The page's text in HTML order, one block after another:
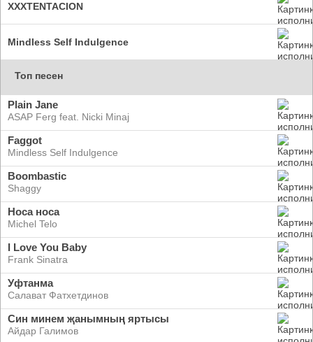
XXXTENTACION
Mindless Self Indulgence
Топ песен
Plain Jane
ASAP Ferg feat. Nicki Minaj
Faggot
Mindless Self Indulgence
Boombastic
Shaggy
Носа носа
Michel Telo
I Love You Baby
Frank Sinatra
Уфтанма
Салават Фатхетдинов
Син минем җанымның яртысы
Айдар Галимов